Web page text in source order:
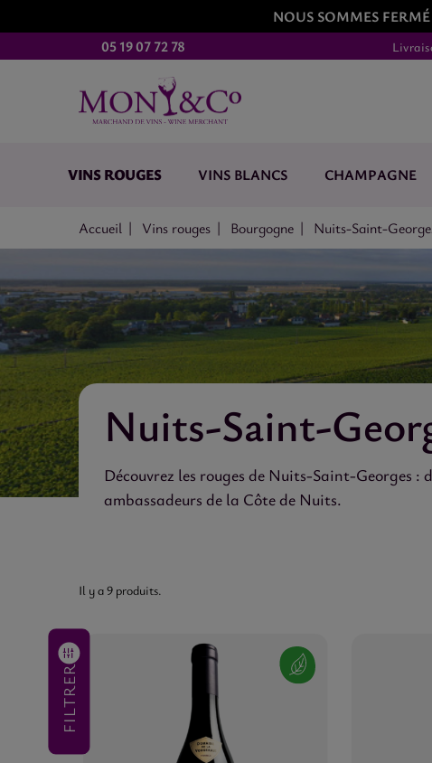
NOUS SOMMES
05 19 07 72 78
VINS ROUGES VINS BLANCS CHAMPAGNE
Accueil Vins rouges Bourgogne Nuits-Saint-
Nuits-Saint-
Découvrez les rouges de Nuits-Saint-Georges
ambassadeurs de la Côte de Nuits.
FILTRER
Il y a 9 produits.